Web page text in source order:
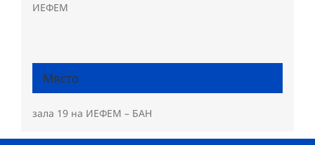
ИЕФЕМ
Място
зала 19 на ИЕФЕМ – БАН